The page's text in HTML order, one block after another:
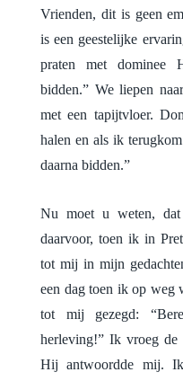
Vrienden, dit is geen
is een geestelijke
praten met dominee
bidden.” We liepen
met een tapijtvloer.
halen en als ik
daarna bidden.”
Nu moet u weten, dat
daarvoor, toen ik in
tot mij in mijn
een dag toen ik op weg
tot mij gezegd:
herleving!” Ik vroeg de
Hij antwoordde mij. Ik